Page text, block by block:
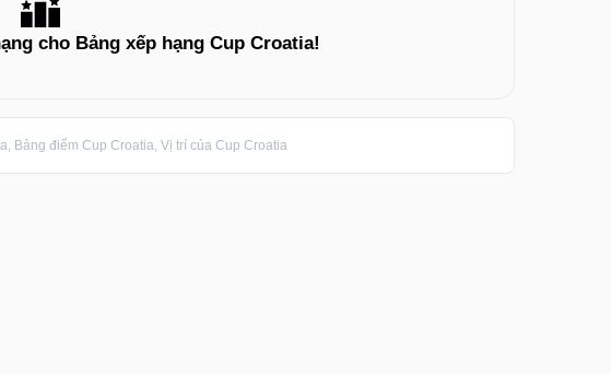
cho Bảng xếp hạng Cup Croatia!
Bảng điểm Cup Croatia, Vị trí của Cup Croatia